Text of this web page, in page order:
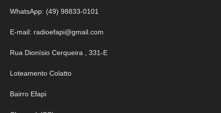
WhatsApp: (49) 98833-0101
E-mail: radioefapi@gmail.com
Rua Dionísio Cerqueira , 331-E
Loteamento Colatto
Bairro Efapi